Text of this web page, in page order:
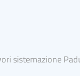
sistemazione